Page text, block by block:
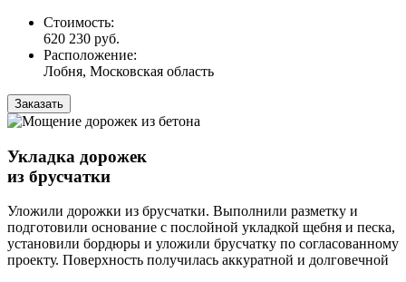
Стоимость:
620 230 руб.
Расположение:
Лобня, Московская область
Заказать
Укладка дорожек
из брусчатки
Уложили дорожки из брусчатки. Выполнили разметку и
подготовили основание с послойной укладкой щебня и песка,
установили бордюры и уложили брусчатку по согласованному
проекту. Поверхность получилась аккуратной и долговечной